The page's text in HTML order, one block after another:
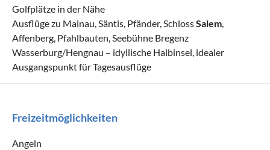
Golfplätze in der Nähe
Ausflüge zu Mainau, Säntis, Pfänder, SchlossSalem
Affenberg, Pfahlbauten, Seebühne Bregenz
Wasserburg/Hengnau – idyllische Halbinsel, idealer
Ausgangspunkt für Tagesausflüge
Freizeitmöglichkeiten
Angeln